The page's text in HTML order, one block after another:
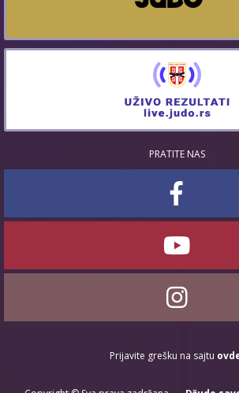
PRATITE NAS
Prijavite grešku na sajtu